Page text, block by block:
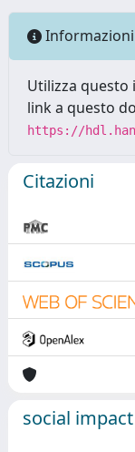
Informazioni
Utilizza
link a questo
https://
Citazioni
social impact